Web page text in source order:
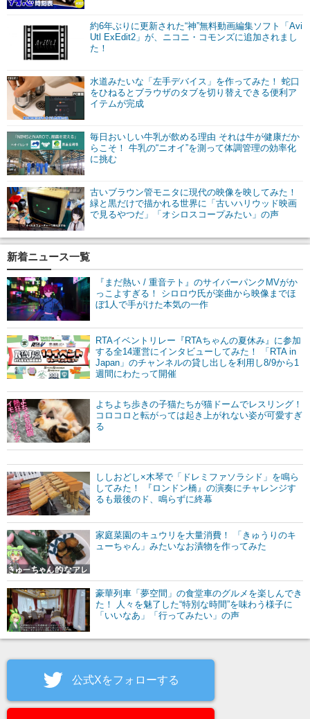
約6年ぶりに更新された“神”無料動画編集ソフト「Avi
Utl ExEdit2」が、ニコニ・コモンズに追加されまし
た！
水道みたいな「左手デバイス」を作ってみた！ 蛇口
をひねるとブラウザのタブを切り替えできる便利ア
イテムが完成
毎日おいしい牛乳が飲める理由 それは牛が健康だか
らこそ！ 牛乳の“ニオイ”を測って体調管理の効率化
に挑む
古いブラウン管モニタに現代の映像を映してみた！
緑と黒だけで描かれる世界に「古いハリウッド映画
で見るやつだ」「オシロスコープみたい」の声
新着ニュース一覧
『まだ熱い / 重音テト』のサイバーパンクMVがか
っこよすぎる！ シロロウ氏が楽曲から映像までほ
ぼ1人で手がけた本気の一作
RTAイベントリレー『RTAちゃんの夏休み』に参加
する全14運営にインタビューしてみた！ 「RTA in
Japan」のチャンネルの貸し出しを利用し8/9から1
週間にわたって開催
よちよち歩きの子猫たちが猫ドームでレスリング！
コロコロと転がっては起き上がれない姿が可愛すぎ
る
ししおどし×木琴で「ドレミファソラシド」を鳴ら
してみた！ 『ロンドン橋』の演奏にチャレンジす
るも最後のド、鳴らずに終幕
家庭菜園のキュウリを大量消費！ 「きゅうりのキ
ューちゃん」みたいなお漬物を作ってみた
豪華列車「夢空間」の食堂車のグルメを楽しんでき
た！ 人々を魅了した“特別な時間”を味わう様子に
「いいなあ」「行ってみたい」の声
公式Xをフォローする